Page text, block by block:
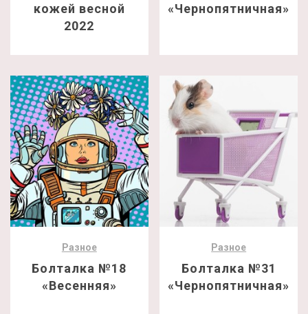
кожей весной
2022
«Чернопятничная»
Разное
Болталка №18
«Весенняя»
Разное
Болталка №31
«Чернопятничная»